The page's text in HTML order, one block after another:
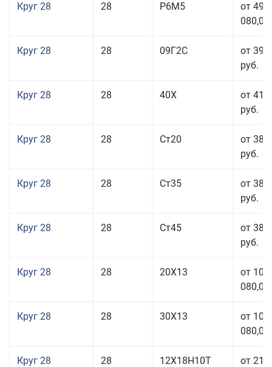
Круг 28 28 Р6М5
от 499
080,00
Круг 28 28 09Г2С
от 39
руб.
Круг 28 28 40Х
от 41
руб.
Круг 28 28 Ст20
от 38
руб.
Круг 28 28 Ст35
от 38
руб.
Круг 28 28 Ст45
от 38
руб.
Круг 28 28 20Х13
от 103
080,00
Круг 28 28 30Х13
от 103
080,00
Круг 28 28 12Х18Н10Т
от 210